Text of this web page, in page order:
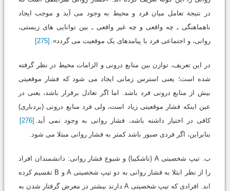
در نتیجة تعامل میان فرد و محیط به وجود می آید و موجب ایجاد
ناهماهنگی ـ چه واقعی و چه غیر واقعی ـ بین توانایی های زیستی،
روانی، و اجتماعی فرد با پیامدهای یک موقعیت می گردد». [275]
در این تعریف، توازن بین منابع درونی و الزامات محیط در نظر گرفته
شده است؛ یعنی استرس زمانی ایجاد می شود که فشار موقعیتی
بیش از منابع درونی فرد باشد. اما اگر تعادل برقرار باشد، یعنی در
عین اینکه فشار موقعیتی زیاد است، ولی فرد منابع درونی (بردباری)
کافی در اختیار داشته باشد، فشار روانی به وجود نمی آید.
[276]
بنابراین، اگر فردی صبور باشد کمتر به فشار روانی مبتلا می شود.
ب. تیپ شخصیتی A (ناشکیبا) و شیوع فشار روانی: دانشمندان افراد
را از نظر ابتلا به فشار روانی به دو تیپ شخصیتی A و B تقسیم کرده
اند. افرادی که تیپ شخصیتی A دارند بیشتر در معرض گرفتار شدن به